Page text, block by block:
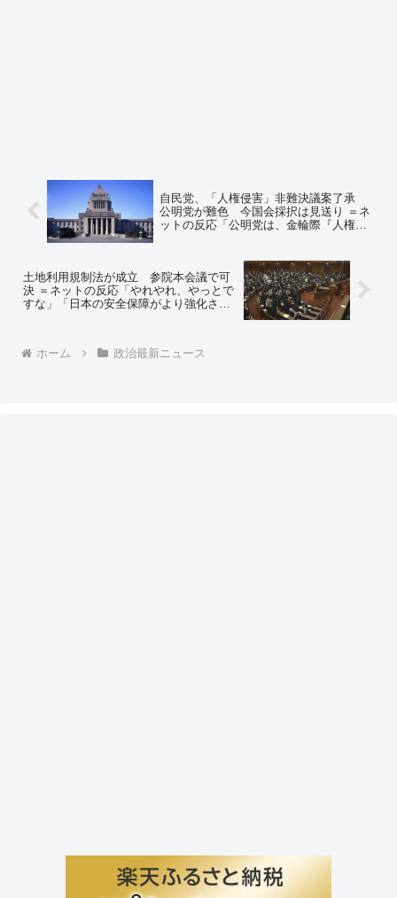
自民党、「人権侵害」非難決議案了承
公明党が難色 今国会採択は見送り ＝ネ
ットの反応「公明党は、金輪際『人権』
れよ、反社会的勢力そのものだろ」
土地利用規制法が成立 参院本会議で可
決 ＝ネットの反応「やれやれ、やっとで
すな」「日本の安全保障がより強化され
ホーム 政治最新ニュース